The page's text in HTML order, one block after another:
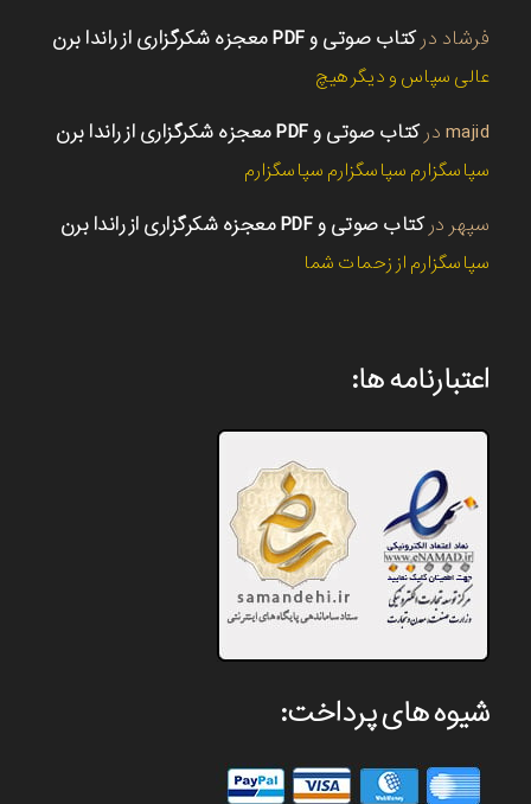
فرشاد درکتاب صوتی و PDF معجزه شکرگزاری از راندا برن
عالی سپاس و دیگر هیچ
majid درکتاب صوتی و PDF معجزه شکرگزاری از راندا برن
سپاسگزارم سپاسگزارم سپاسگزارم
سپهر درکتاب صوتی و PDF معجزه شکرگزاری از راندا برن
سپاسگزارم از زحمات شما
اعتبارنامه ها:
شیوه های پرداخت: